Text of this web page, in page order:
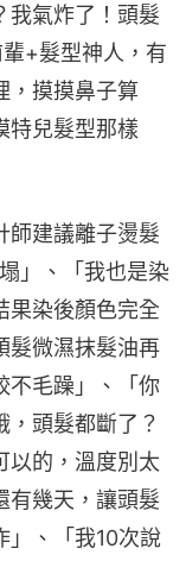
我氣炸了！頭髮
+髮型神人，有
，摸摸鼻子算
特兒髮型那樣
師建議離子燙髮
」、「我也是染
果染後顏色完全
髮微濕抹髮油再
不毛躁」、「你
，頭髮都斷了？
以的，溫度別太
有幾天，讓頭髮
」、「我10次說